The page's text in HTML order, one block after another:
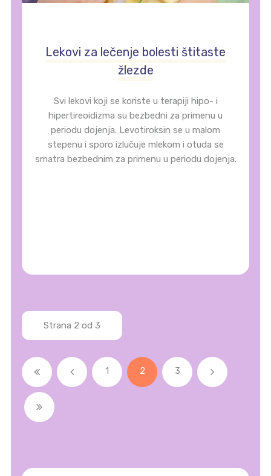
Lekovi za lečenje bolesti štitaste
žlezde
Svi lekovi koji se koriste u terapiji hipo- i
hipertireoidizma su bezbedni za primenu u
periodu dojenja. Levotiroksin se u malom
stepenu i sporo izlučuje mlekom i otuda se
smatra bezbednim za primenu u periodu dojenja.
Strana 2 od 3
1 2 3